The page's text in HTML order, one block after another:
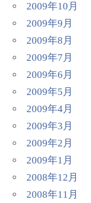
2009年10月
2009年9月
2009年8月
2009年7月
2009年6月
2009年5月
2009年4月
2009年3月
2009年2月
2009年1月
2008年12月
2008年11月